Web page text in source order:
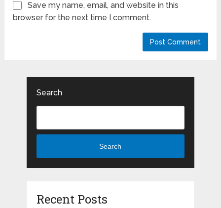
Save my name, email, and website in this
browser for the next time I comment.
Search
Search
Recent Posts